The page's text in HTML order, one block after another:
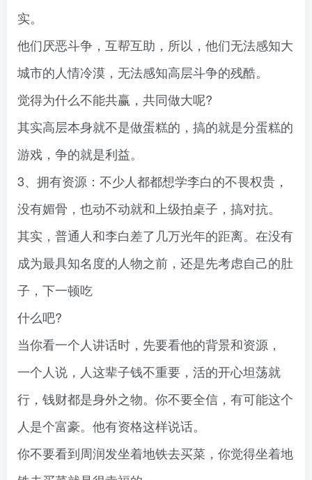
实。
他们厌恶斗争，互帮互助，所以，他们无法感知大
城市的人情冷漠，无法感知高层斗争的残酷。
觉得为什么不能共赢，共同做大呢?
其实高层本身就不是做蛋糕的，搞的就是分蛋糕的
游戏，争的就是利益。
3、拥有资源：不少人都都想学李白的不畏权贵，
没有媚骨，也动不动就和上级拍桌子，搞对抗。
其实，普通人和李白差了几万光年的距离。在没有
成为最具知名度的人物之前，还是先考虑自己的肚
子，下一顿吃
什么吧?
当你看一个人讲话时，先要看他的背景和资源，
一个人说，人这辈子钱不重要，活的开心坦荡就
行，钱财都是身外之物。你不要全信，有可能这个
人是个富豪。他有资格这样说话。
你不要看到周润发坐着地铁去买菜，你觉得坐着地